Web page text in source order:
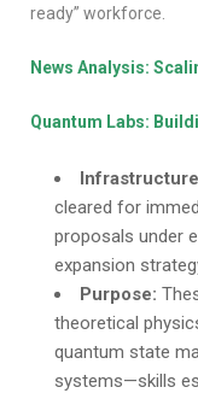
ready” workforce.
News Analysis:
Quantum Labs:
cleared for
proposals under
expansion
Purpose:
theoretical
quantum state
systems—skills